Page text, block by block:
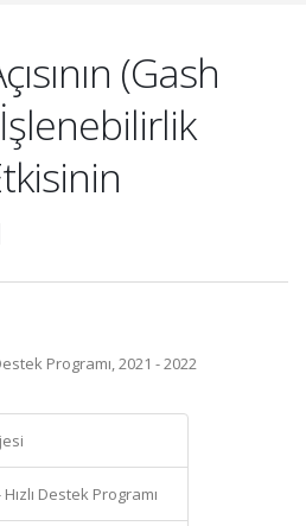
(Gash
Programı, 2021 - 2022
Hızlı Destek Programı